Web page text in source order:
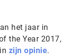
het jaar in
the Year 2017,
zijn opinie.